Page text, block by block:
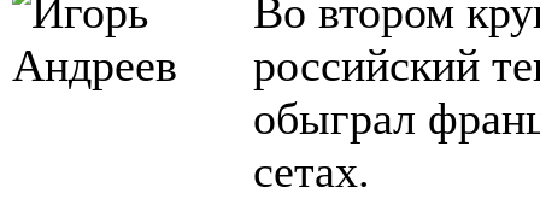
Во втором
российский
обыграл
сетах.